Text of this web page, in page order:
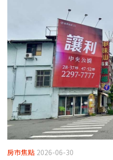
房市焦點 2026-06-30